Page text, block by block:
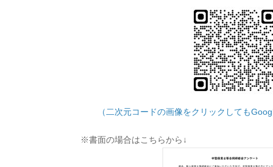
（二次元コードの画像をクリックしても
※書面の場合はこちらから↓